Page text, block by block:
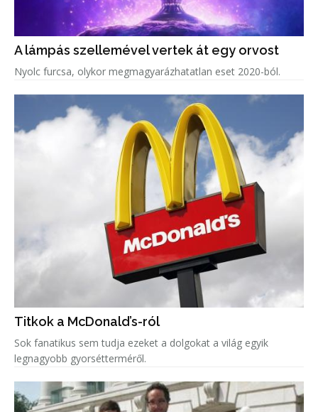
A lámpás szellemével vertek át egy orvost
Nyolc furcsa, olykor megmagyarázhatatlan eset 2020-ból.
Titkok a McDonald’s-ról
Sok fanatikus sem tudja ezeket a dolgokat a világ egyik
legnagyobb gyorsétterméről.